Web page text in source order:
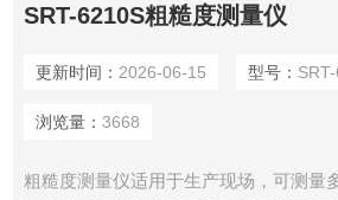
SRT-6210S粗糙度测量仪
更新时间： 2026-06-15 型号：
浏览量： 3668
粗糙度测量仪适用于生产现场，可测量